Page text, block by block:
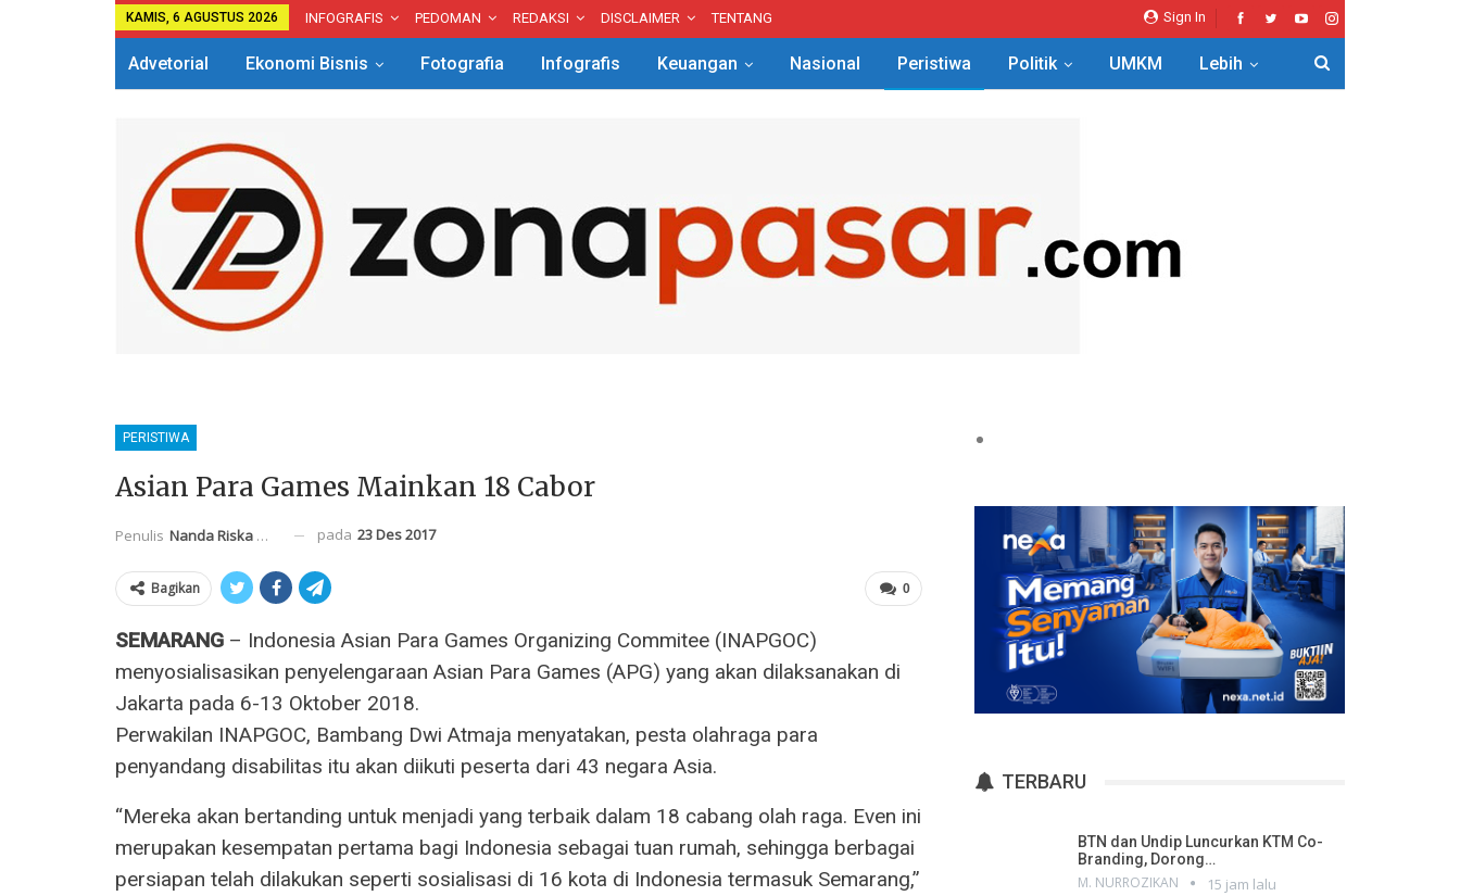
Sign In
KAMIS, 6 AGUSTUS 2026 INFOGRAFIS PEDOMAN REDAKSI DISCLAIMER TENTANG
Advetorial Ekonomi Bisnis Fotografia Infografis Keuangan Nasional Peristiwa Politik UMKM Lebih
PERISTIWA
Asian Para Games Mainkan 18 Cabor
Penulis Nanda Riska Mahendra pada 23 Des 2017
0
Bagikan
SEMARANG – Indonesia Asian Para Games Organizing Commitee (INAPGOC)
menyosialisasikan penyelengaraan Asian Para Games (APG) yang akan dilaksanakan di
Jakarta pada 6-13 Oktober 2018.
Perwakilan INAPGOC, Bambang Dwi Atmaja menyatakan, pesta olahraga para
penyandang disabilitas itu akan diikuti peserta dari 43 negara Asia.
“Mereka akan bertanding untuk menjadi yang terbaik dalam 18 cabang olah raga. Even ini
merupakan kesempatan pertama bagi Indonesia sebagai tuan rumah, sehingga berbagai
persiapan telah dilakukan seperti sosialisasi di 16 kota di Indonesia termasuk Semarang,”
TERBARU
BTN dan Undip Luncurkan KTM Co-
Branding, Dorong…
M. NURROZIKAN 15 jam lalu